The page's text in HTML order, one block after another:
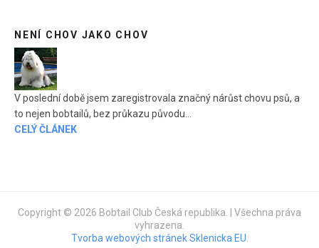
NENÍ CHOV JAKO CHOV
V poslední době jsem zaregistrovala značný nárůst chovu psů, a
to nejen bobtailů, bez průkazu původu...
CELÝ ČLÁNEK
Copyright © 2026 Bobtail Club Česká republika. | Všechna práva
vyhrazena.
Tvorba webových stránek Sklenicka EU